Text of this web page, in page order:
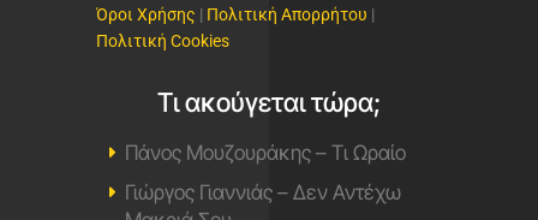
Όροι Χρήσης | Πολιτική Απορρήτου |
Πολιτική Cookies
Τι ακούγεται τώρα;
Πάνος Μουζουράκης – Τι Ωραίο
Γιώργος Γιαννιάς – Δεν Αντέχω